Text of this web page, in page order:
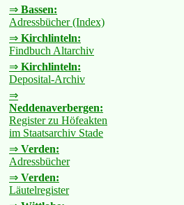
⇒ Bassen:
Adressbücher (Index)
⇒ Kirchlinteln:
Findbuch Altarchiv
⇒ Kirchlinteln:
Deposital-Archiv
⇒
Neddenaverbergen:
Register zu Höfeakten
im Staatsarchiv Stade
⇒ Verden:
Adressbücher
⇒ Verden:
Läutelregister